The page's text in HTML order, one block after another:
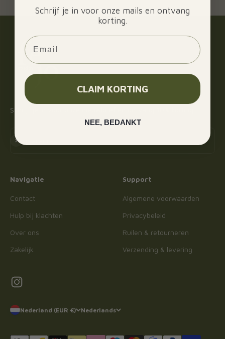
Schrijf je in voor onze nieuwbrief en ontvang 10% korting
E-mailadres
Abonneren
Navigatie
Contact
Hulp bij klachten
Over ons
Zakelijk
Support
Algemene voorwaarden
Privacybeleid
Ruilen & retourneren
Verzending & levering
Nederland (EUR €) Nederlands
Schrijf je in voor onze mails en ontvang
korting.
Email
CLAIM KORTING
NEE, BEDANKT